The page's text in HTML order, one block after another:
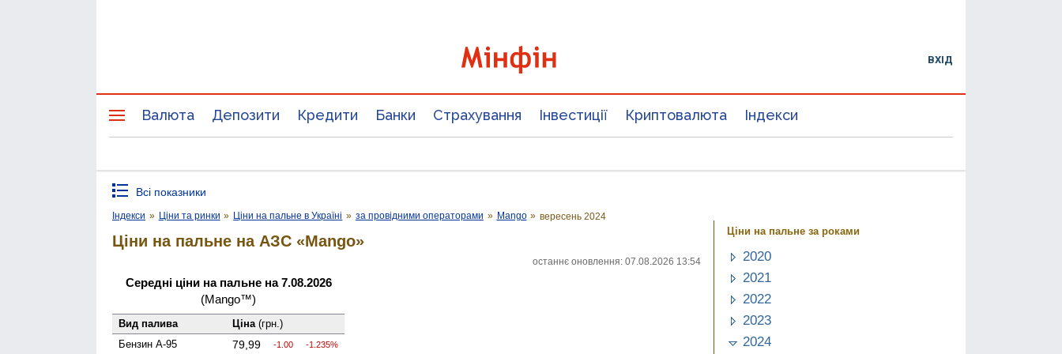
ВХІД
Валюта Депозити Кредити Банки Страхування Інвестиції Криптовалюта Індекси
Всі показники
Індекси » Ціни та ринки » Ціни на пальне в Україні » за провідними операторами » Mango » вересень 2024
Ціни на пальне на АЗС «Mango»
останнє оновлення: 07.08.2026 13:54
Середні ціни на пальне на 7.08.2026
(Mango™)
Вид палива Ціна (грн.)
Бензин А-95
79,99 -1.00 -1.235%
Ціни на пальне за роками
2020
2021
2022
2023
2024